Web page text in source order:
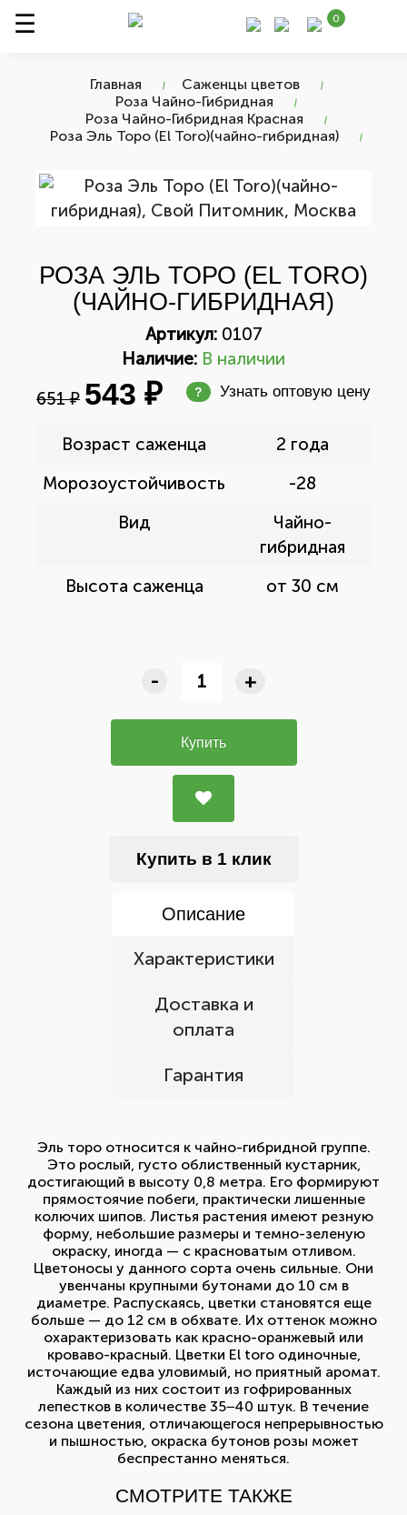
0
Главная
Саженцы цветов
Роза Чайно-Гибридная
Роза Чайно-Гибридная Красная
Роза Эль Торо (El Toro)(чайно-гибридная)
РОЗА ЭЛЬ ТОРО (EL TORO)
(ЧАЙНО-ГИБРИДНАЯ)
Артикул:0107
Наличие: В наличии
651 ₽ 543 ₽ ? Узнать оптовую цену
Возраст саженца
2 года
Морозоустойчивость
-28
Вид
Чайно-
гибридная
Высота саженца
от 30 см
- +
Купить
Купить в 1 клик
Описание
Характеристики
Доставка и
оплата
Гарантия
Эль торо относится к чайно-гибридной группе.
Это рослый, густо облиственный кустарник,
достигающий в высоту 0,8 метра. Его формируют
прямостоячие побеги, практически лишенные
колючих шипов. Листья растения имеют резную
форму, небольшие размеры и темно-зеленую
окраску, иногда — с красноватым отливом.
Цветоносы у данного сорта очень сильные. Они
увенчаны крупными бутонами до 10 см в
диаметре. Распускаясь, цветки становятся еще
больше — до 12 см в обхвате. Их оттенок можно
охарактеризовать как красно-оранжевый или
кроваво-красный. Цветки El toro одиночные,
источающие едва уловимый, но приятный аромат.
Каждый из них состоит из гофрированных
лепестков в количестве 35−40 штук. В течение
сезона цветения, отличающегося непрерывностью
и пышностью, окраска бутонов розы может
беспрестанно меняться.
СМОТРИТЕ ТАКЖЕ